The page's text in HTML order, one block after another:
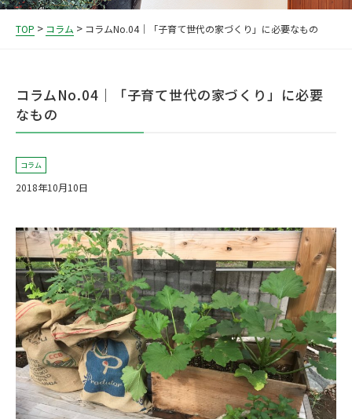
TOP > コラム > コラムNo.04｜「子育て世代の家づくり」に必要なもの
コラムNo.04｜「子育て世代の家づくり」に必要
なもの
コラム
2018年10月10日